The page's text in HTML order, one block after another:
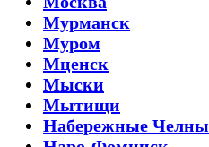
Мурманск
Муром
Мценск
Мыски
Мытищи
Набережные Челны